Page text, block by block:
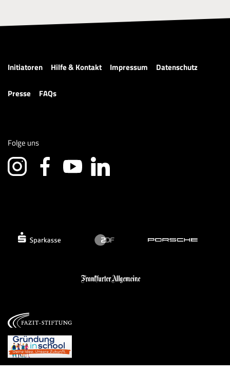
Initiatoren Hilfe & Kontakt Impressum Datenschutz
Presse FAQs
Folge uns